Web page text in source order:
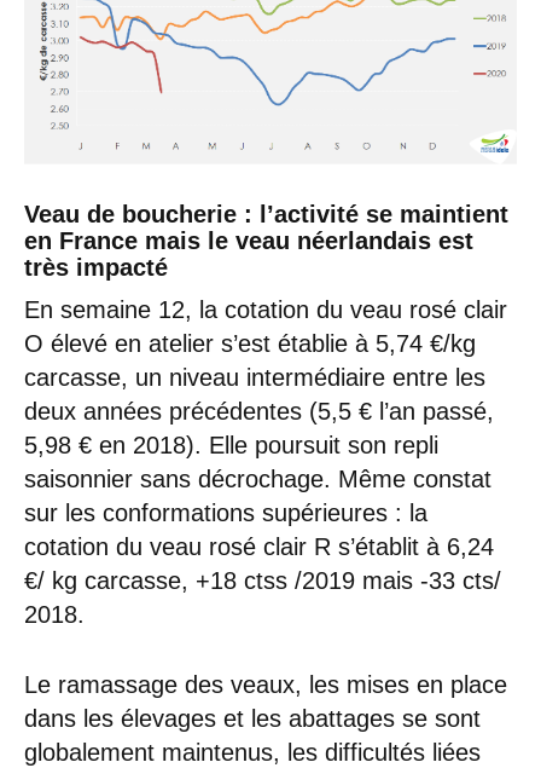
Veau de boucherie : l’activité se maintient
en France mais le veau néerlandais est
très impacté
En semaine 12, la cotation du veau rosé clair
O élevé en atelier s’est établie à 5,74 €/kg
carcasse, un niveau intermédiaire entre les
deux années précédentes (5,5 € l’an passé,
5,98 € en 2018). Elle poursuit son repli
saisonnier sans décrochage. Même constat
sur les conformations supérieures : la
cotation du veau rosé clair R s’établit à 6,24
€/ kg carcasse, +18 ctss /2019 mais -33 cts/
2018.
Le ramassage des veaux, les mises en place
dans les élevages et les abattages se sont
globalement maintenus, les difficultés liées